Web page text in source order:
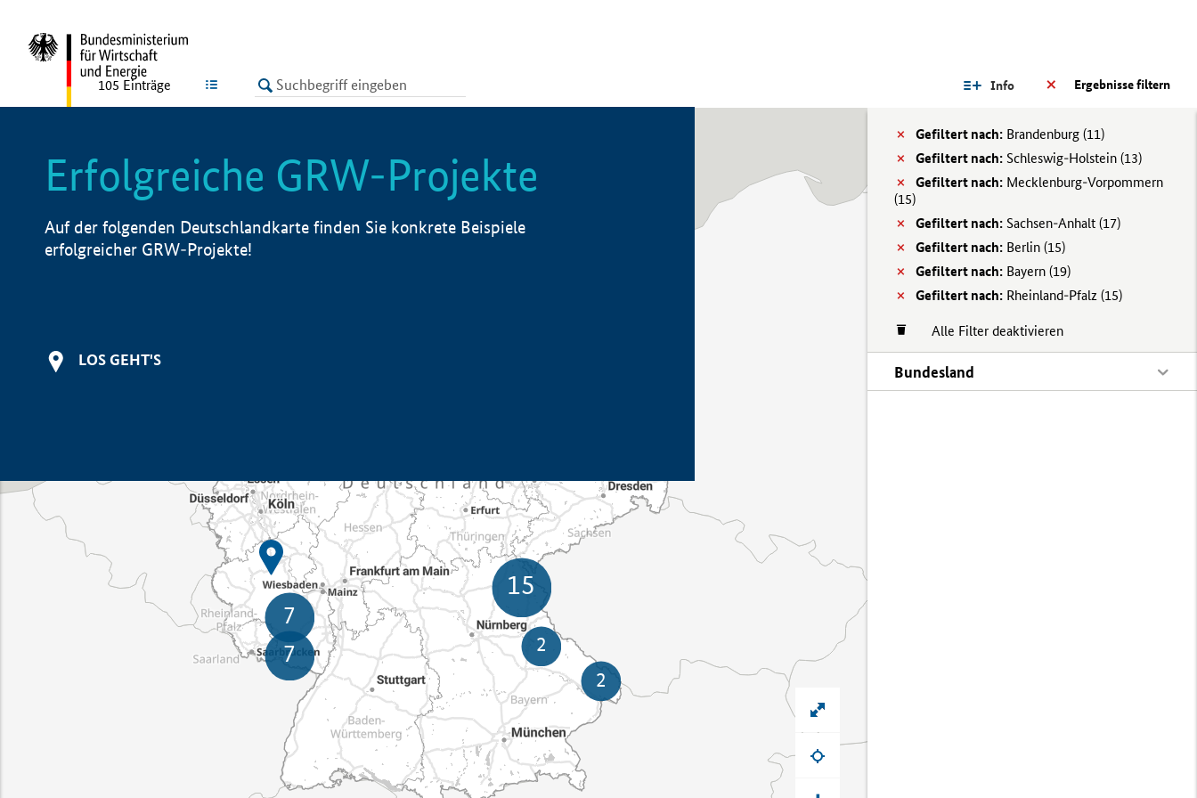
LISTE Ergebnisse filtern
Info
Gefiltert nach: Brandenburg (11)
Gefiltert nach: Schleswig-Holstein (13)
Gefiltert nach: Mecklenburg-Vorpommern
(15)
Gefiltert nach: Sachsen-Anhalt (17)
Gefiltert nach: Berlin (15)
Gefiltert nach: Bayern (19)
Gefiltert nach: Rheinland-Pfalz (15)
Alle Filter deaktivieren
Bundesland
105 Einträge
Erfolgreiche GRW-Projekte
Auf der folgenden Deutschlandkarte finden Sie konkrete Beispiele
erfolgreicher GRW-Projekte!
LOS GEHT'S